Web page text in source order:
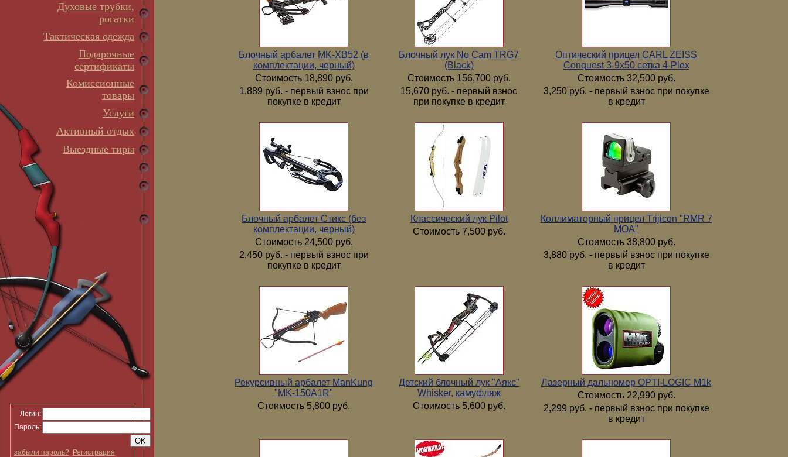
Духовые трубки,
рогатки
Тактическая одежда
Подарочные
сертификаты
Комиссионные
товары
Услуги
Активный отдых
Выездные тиры
Логин:
Пароль:
забыли пароль? Регистрация
Блочный арбалет MK-XB52 (в
комплектации, черный)
Стоимость 18,890 руб.
1,889 руб. - первый взнос при
покупке в кредит
Блочный лук No Cam TRG7
(Black)
Стоимость 156,700 руб.
15,670 руб. - первый взнос
при покупке в кредит
Оптический прицел CARL ZEISS
Conquest 3-9x50 сетка 4-Plex
Стоимость 32,500 руб.
3,250 руб. - первый взнос при покупке
в кредит
Блочный арбалет Стикс (без
комплектации, черный)
Стоимость 24,500 руб.
2,450 руб. - первый взнос при
покупке в кредит
Классический лук Pilot
Стоимость 7,500 руб.
Коллиматорный прицел Trijicon "RMR 7
МОА"
Стоимость 38,800 руб.
3,880 руб. - первый взнос при покупке
в кредит
Рекурсивный арбалет ManKung
"MK-150А1R"
Стоимость 5,800 руб.
Детский блочный лук "Аякс"
Whisker, камуфляж
Стоимость 5,600 руб.
Лазерный дальномер OPTI-LOGIC M1k
Стоимость 22,990 руб.
2,299 руб. - первый взнос при покупке
в кредит